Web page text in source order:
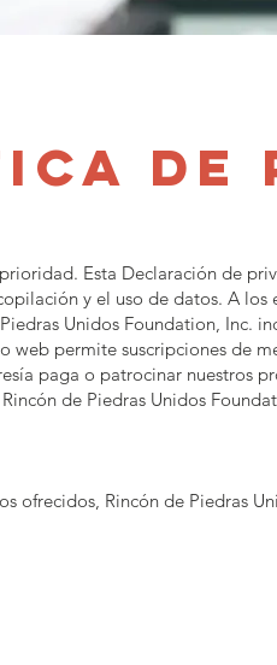
de
Esta Declaración de
y el uso de datos. A
Unidos Foundation, Inc.
web permite suscripciones de
paga o patrocinar nuestros
de Piedras Unidos
ofrecidos, Rincón de Piedras